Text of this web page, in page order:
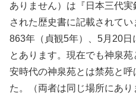
ありません）は『日本三代
された歴史書に記載されて
863年（貞観5年）、5月20
とあります。現在でも神泉
安時代の神泉苑とは禁苑と
た。（両者は同じ場所にあ